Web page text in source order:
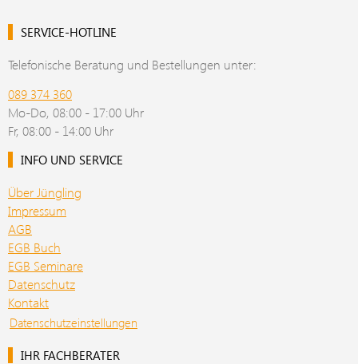
SERVICE-HOTLINE
Telefonische Beratung und Bestellungen unter:
089 374 360
Mo-Do, 08:00 - 17:00 Uhr
Fr, 08:00 - 14:00 Uhr
INFO UND SERVICE
Über Jüngling
Impressum
AGB
EGB Buch
EGB Seminare
Datenschutz
Kontakt
Datenschutzeinstellungen
IHR FACHBERATER